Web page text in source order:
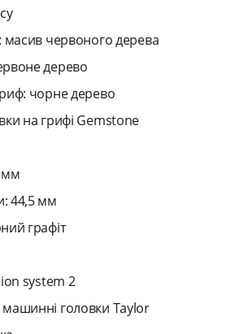
масив червоного дерева
дерево
чорне дерево
на грифі Gemstone
мм
44,5 мм
графіт
system 2
головки Taylor